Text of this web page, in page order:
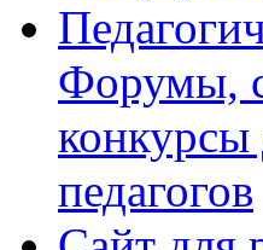
Форумы,
конкурсы
педагогов